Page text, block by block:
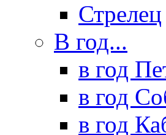
Стрелец
В год...
в год
в год
в год